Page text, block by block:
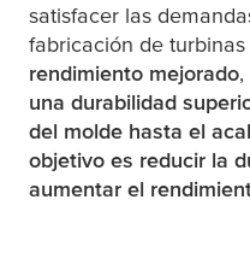
satisfacer las
fabricación de
rendimiento mejorado,
una durabilidad
del molde hasta el
objetivo es reducir la
aumentar el